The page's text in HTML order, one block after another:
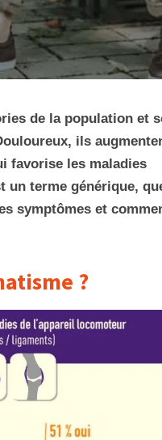
de la population et
ils
favorise les maladies
un terme générique,
symptômes et
?